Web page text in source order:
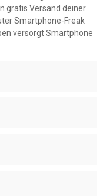
gratis Versand deiner
Smartphone-Freak
versorgt Smartphone